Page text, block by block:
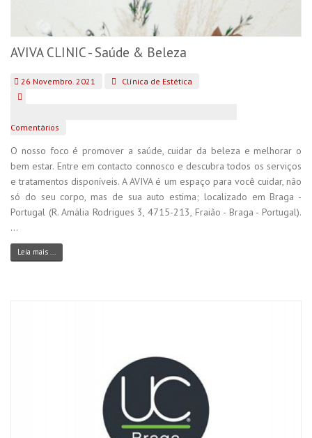
AVIVA CLINIC - Saúde & Beleza
26 Novembro. 2021 Clínica de Estética
Comentários
O nosso foco é promover a saúde, cuidar da beleza e melhorar o
bem estar. Entre em contacto connosco e descubra todos os serviços
e tratamentos disponíveis. A AVIVA é um espaço para você cuidar, não
só do seu corpo, mas de sua auto estima; localizado em Braga -
Portugal (R. Amália Rodrigues 3, 4715-213, Fraião - Braga - Portugal).
...
Leia mais ...